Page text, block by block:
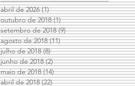
abril de 2026 (1)1 post
outubro de 2018 (1)1 post
setembro de 2018 (9)9 posts
agosto de 2018 (11)11 posts
julho de 2018 (8)8 posts
junho de 2018 (2)2 posts
maio de 2018 (14)14 posts
abril de 2018 (22)22 posts